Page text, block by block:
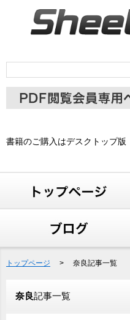
書籍のご購入はデスクトップ版
トップページ > 奈良記事一覧
奈良記事一覧